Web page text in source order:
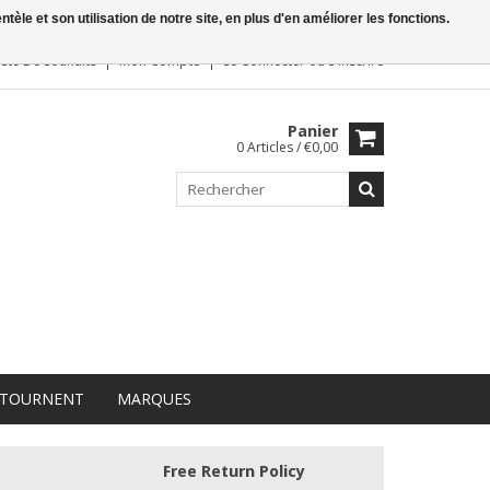
De Souhaits Mon Compte Se ConnecterouS'inscrire
Panier
0 Articles / €0,00
MARQUES
Free Return Policy
et son utilisation de notre site, en plus d'en améliorer les fonctions.